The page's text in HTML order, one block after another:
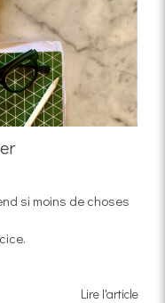
si moins de choses
Lire l'article